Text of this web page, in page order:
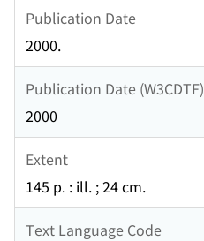
Publication Date
2000.
Publication Date (W3CDTF)
2000
Extent
145 p. : ill. ; 24 cm.
Text Language Code